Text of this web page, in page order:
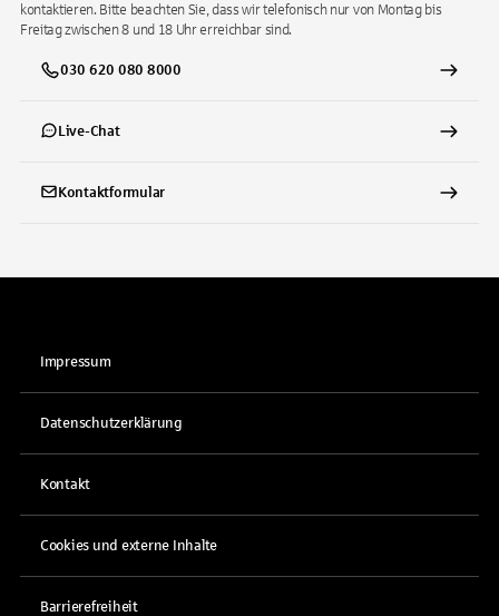
kontaktieren. Bitte beachten Sie, dass wir telefonisch nur von Montag bis
Freitag zwischen 8 und 18 Uhr erreichbar sind.
030 620 080 8000
Live-Chat
Kontaktformular
Impressum
Datenschutzerklärung
Kontakt
Cookies und externe Inhalte
Barrierefreiheit